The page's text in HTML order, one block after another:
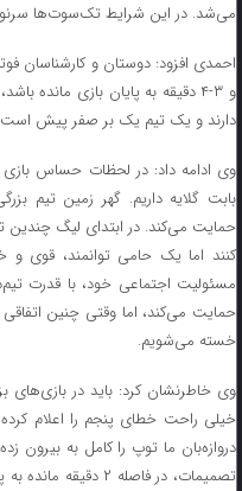
می‌شد. در این شرایط تک‌سوت‌ها
و ۳-۴ دقیقه به پایان بازی مانده
دارند و یک تیم یک بر صفر پیش
وی ادامه داد: در لحظات حساس
بابت گلایه داریم. گهر زمین تیم
حمایت می‌کند. در ابتدای لیگ چندین
کنند اما یک حامی توانمند،‌ قوی
مسئولیت اجتماعی خود، با قدرت
خسته می‌شویم.
وی خاطرنشان کرد: باید در بازی‌های
خیلی راحت خطای پنجم را اعلام کرده
دروازه‌بان ما توپ را کامل به بیرون
تصمیمات، در فاصله ۲